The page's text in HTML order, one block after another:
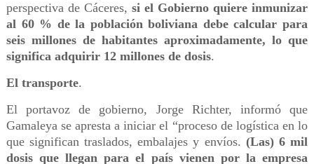
perspectiva de Cáceres, si el Gobierno quiere inmunizar
al 60 % de la población boliviana debe calcular para
seis millones de habitantes aproximadamente, lo que
significa adquirir 12 millones de dosis.
El transporte.
El portavoz de gobierno, Jorge Richter, informó que
Gamaleya se apresta a iniciar el “proceso de logística en lo
que significan traslados, embalajes y envíos. (Las) 6 mil
dosis que llegan para el país vienen por la empresa